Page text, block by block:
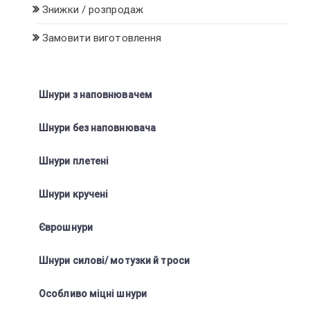
Знижки / розпродаж
Замовити виготовлення
Шнури з наповнювачем
Шнури без наповнювача
Шнури плетені
Шнури кручені
Єврошнури
Шнури силові/ мотузки й троси
Особливо міцні шнури